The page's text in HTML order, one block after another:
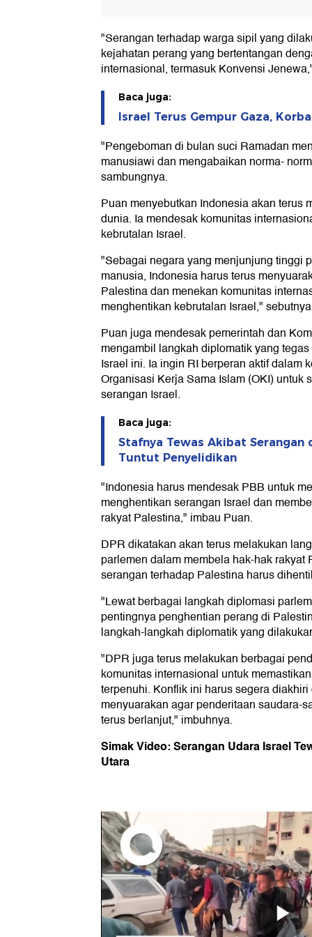
"Serangan terhadap warga sipil yang
kejahatan perang yang bertentangan
internasional, termasuk Konvensi
Baca juga:
Israel Terus Gempur Gaza,
"Pengeboman di bulan suci Ramadan
manusiawi dan mengabaikan norma-
sambungnya.
Puan menyebutkan Indonesia akan terus
dunia. Ia mendesak komunitas
kebrutalan Israel.
"Sebagai negara yang menjunjung tinggi
manusia, Indonesia harus terus
Palestina dan menekan komunitas
menghentikan kebrutalan Israel,"
Puan juga mendesak pemerintah dan
mengambil langkah diplomatik yang
Israel ini. Ia ingin RI berperan aktif dalam
Organisasi Kerja Sama Islam (OKI) untuk
serangan Israel.
Baca juga:
Stafnya Tewas Akibat Serangan
Tuntut Penyelidikan
"Indonesia harus mendesak PBB untuk
menghentikan serangan Israel dan
rakyat Palestina," imbau Puan.
DPR dikatakan akan terus melakukan
parlemen dalam membela hak-hak rakyat
serangan terhadap Palestina harus
"Lewat berbagai langkah diplomasi
pentingnya penghentian perang di
langkah-langkah diplomatik yang
"DPR juga terus melakukan berbagai
komunitas internasional untuk
terpenuhi. Konflik ini harus segera
menyuarakan agar penderitaan saudara-
terus berlanjut," imbuhnya.
SimakVideo: Serangan Udara Israel
Utara